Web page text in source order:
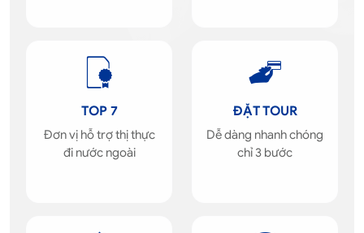
TOP 7
Đơn vị hỗ trợ thị thực
đi nước ngoài
ĐẶT TOUR
Dễ dàng nhanh chóng
chỉ 3 bước